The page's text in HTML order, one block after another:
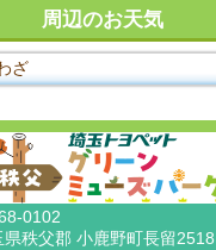
周辺のお天気
ざ
0102
県秩父郡 小鹿野町長留2518